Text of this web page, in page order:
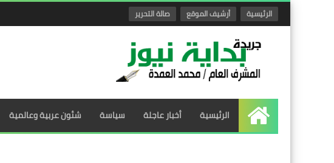
الرئيسية أرشيف الموقع صالة التحرير
الرئيسية
الرئيسية أخبار عاجلة سياسة شئون عربية وعالمية